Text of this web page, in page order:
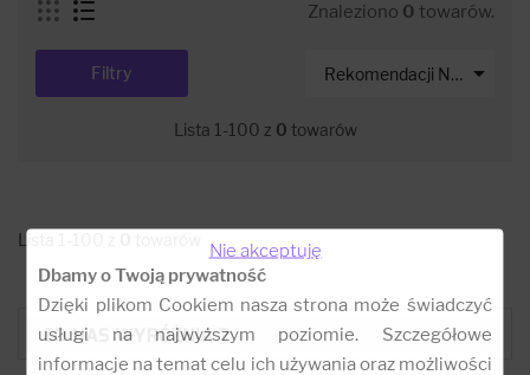
Znaleziono 0 towarów.
Rekomendacji Net-s 
Filtry
Lista 1-100 z 0 towarów
Lista 1-100 z
CO NAS WYRÓŻNIA ?
Nie akceptuję
Dbamy o Twoją prywatność
Dzięki plikom Cookiem nasza strona może świadczyć
usługi na najwyższym poziomie. Szczegółowe
informacje na temat celu ich używania oraz możliwości